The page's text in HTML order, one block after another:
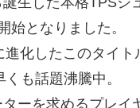
始となりました。
化したこのタイ
も話題沸騰中。
ーを求めるプレイ